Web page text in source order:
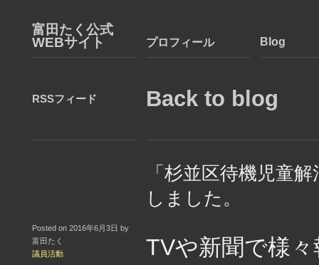
富田たく公式
WEBサイト
プロフィール Blog
RSSフィード Back to blog
「杉並区待機児童
しました。
Posted on 2016年6月3日 by
富田たく
議員活動
TVや新聞で様